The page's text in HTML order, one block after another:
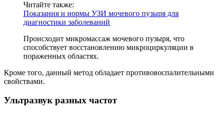
Читайте также:
Показания и нормы УЗИ мочевого пузыря для
диагностики заболеваний
Происходит микромассаж мочевого пузыря, что
способствует восстановлению микроциркуляции в
пораженных областях.
Кроме того, данный метод обладает противовоспалительными
свойствами.
Ультразвук разных частот